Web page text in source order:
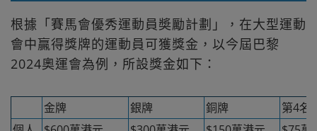
根據「賽馬會優秀運動員奬勵計劃」，在大型運動
會中贏得獎牌的運動員可獲獎金，以今屆巴黎
2024奧運會為例，所設獎金如下：
金牌 銀牌 銅牌
第4名